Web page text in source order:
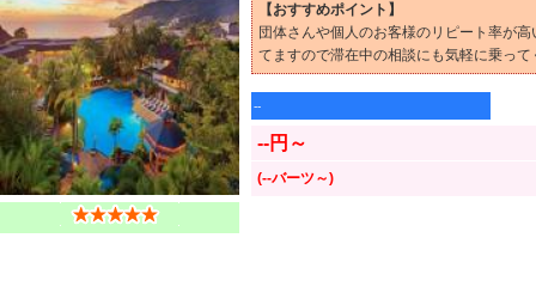
【おすすめポイント】
団体さんや個人のお客様のリピート率が
てますので滞在中の相談にも気軽に乗っ
--
--円～
(--バーツ～)